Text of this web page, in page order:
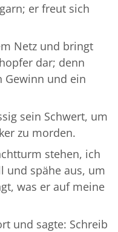
er freut sich
Netz und bringt
dar; denn
Gewinn und ein
sein Schwert, um
zu morden.
stehen, ich
und spähe aus, um
was er auf meine
und sagte: Schreib